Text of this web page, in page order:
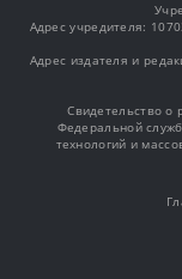
Адрес учредителя:
Адрес издателя и
Свидетельство
Федеральной
технологий и